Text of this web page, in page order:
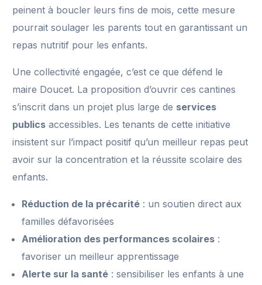
peinent à boucler leurs fins de mois, cette mesure
pourrait soulager les parents tout en garantissant un
repas nutritif pour les enfants.
Une collectivité engagée, c’est ce que défend le
maire Doucet. La proposition d’ouvrir ces cantines
s’inscrit dans un projet plus large de services
publics accessibles. Les tenants de cette initiative
insistent sur l’impact positif qu’un meilleur repas peut
avoir sur la concentration et la réussite scolaire des
enfants.
Réduction de la précarité : un soutien direct aux
familles défavorisées
Amélioration des performances scolaires :
favoriser un meilleur apprentissage
Alerte sur la santé : sensibiliser les enfants à une